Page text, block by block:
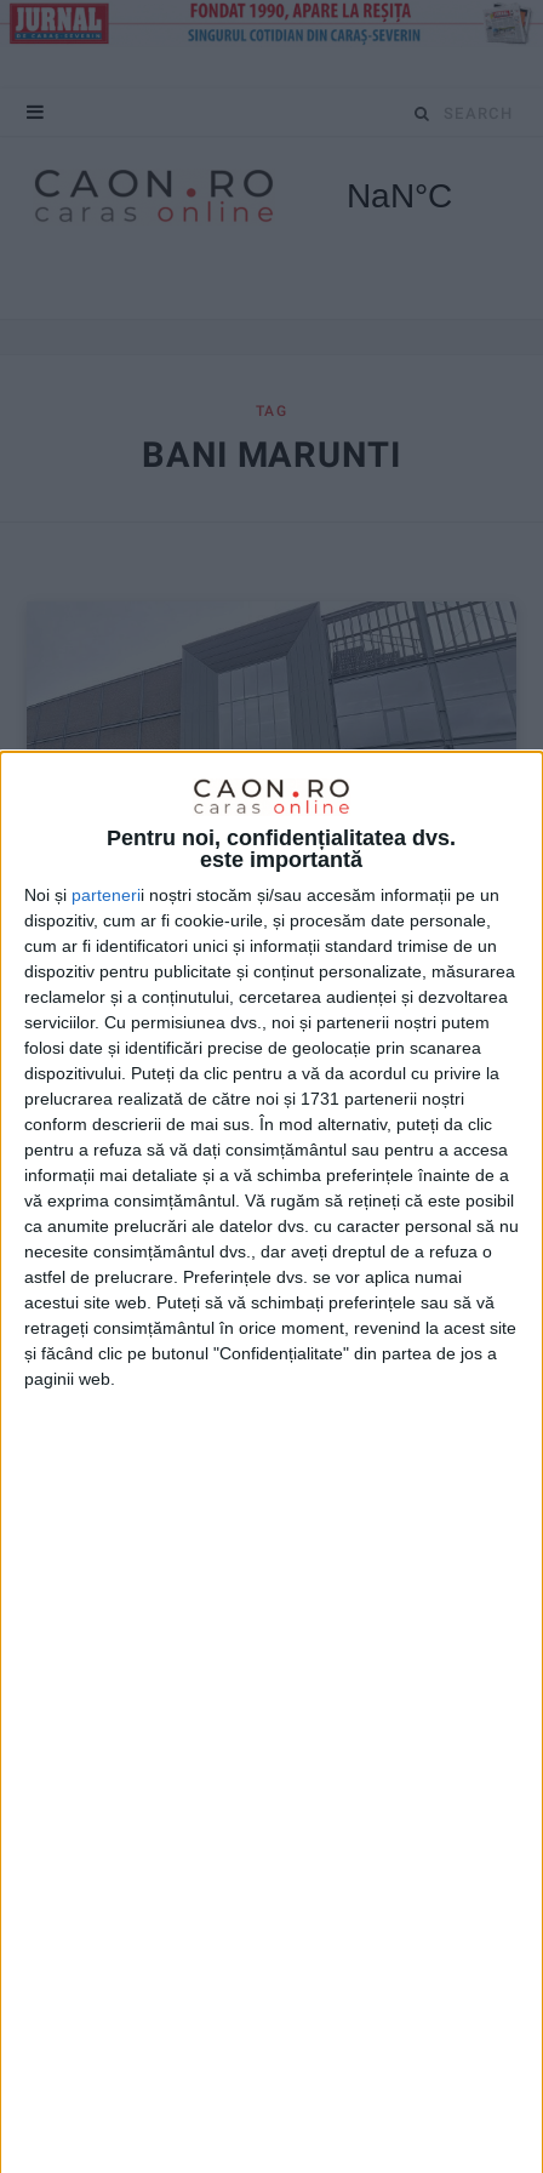
Pentru noi, confidențialitatea dvs.
este importantă
Noi și partenerii noștri stocăm și/sau accesăm informații pe un
dispozitiv, cum ar fi cookie-urile, și procesăm date personale,
cum ar fi identificatori unici și informații standard trimise de un
dispozitiv pentru publicitate și conținut personalizate, măsurarea
reclamelor și a conținutului, cercetarea audienței și dezvoltarea
serviciilor. Cu permisiunea dvs., noi și partenerii noștri putem
folosi date și identificări precise de geolocație prin scanarea
dispozitivului. Puteți da clic pentru a vă da acordul cu privire la
prelucrarea realizată de către noi și 1731 partenerii noștri
conform descrierii de mai sus. În mod alternativ, puteți da clic
pentru a refuza să vă dați consimțământul sau pentru a accesa
informații mai detaliate și a vă schimba preferințele înainte de a
vă exprima consimțământul. Vă rugăm să rețineți că este posibil
ca anumite prelucrări ale datelor dvs. cu caracter personal să nu
necesite consimțământul dvs., dar aveți dreptul de a refuza o
astfel de prelucrare. Preferințele dvs. se vor aplica numai
acestui site web. Puteți să vă schimbați preferințele sau să vă
retrageți consimțământul în orice moment, revenind la acest site
și făcând clic pe butonul "Confidențialitate" din partea de jos a
paginii web.
S
TAG
BANI MARUNTI
ŞTIRILE JUDEŢULUI CARAŞ-SEVERIN
Firmele Consiliului Local Reșița, la bani
mărunți
2 IUNIE 2026, 01:44 PM 3 MINUTE DE CITIRE
REȘIȚA – Bilanțurile lor contabile, conturile de profit și pierdere
au fost aprobate în ședința de săptămâna trecută, fără discuții!
Arhive
A